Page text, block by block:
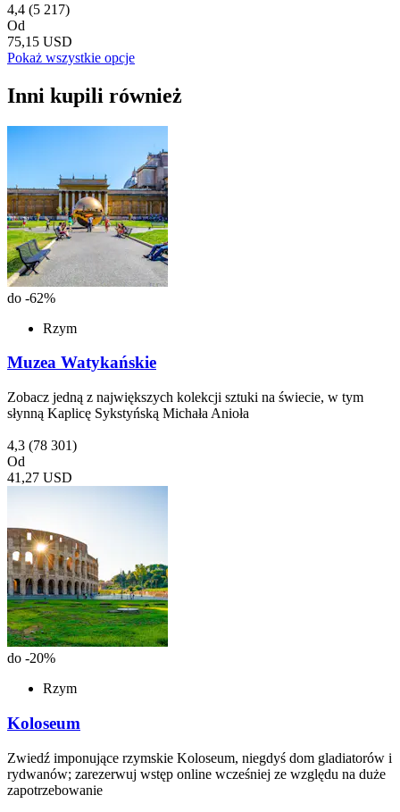
4,4 (5 217)
Od
75,15 USD
Pokaż wszystkie opcje
Inni kupili również
do -62%
Rzym
Muzea Watykańskie
Zobacz jedną z największych kolekcji sztuki na świecie, w tym
słynną Kaplicę Sykstyńską Michała Anioła
4,3 (78 301)
Od
41,27 USD
do -20%
Rzym
Koloseum
Zwiedź imponujące rzymskie Koloseum, niegdyś dom gladiatorów i
rydwanów; zarezerwuj wstęp online wcześniej ze względu na duże
zapotrzebowanie